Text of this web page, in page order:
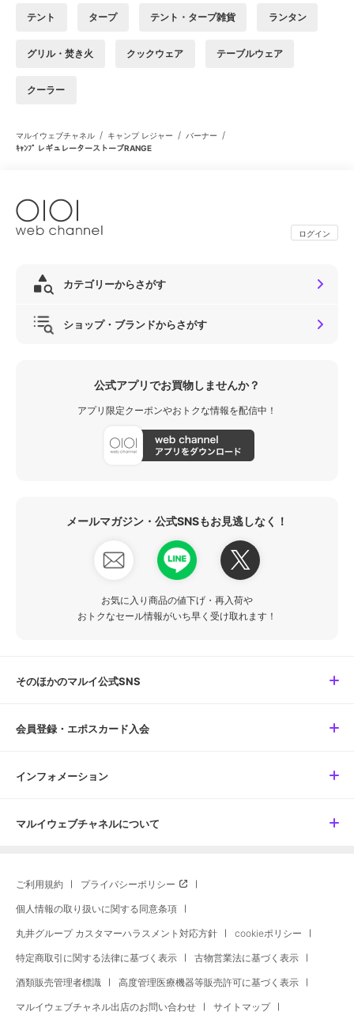
テント タープ テント・タープ雑貨 ランタン
グリル・焚き火 クックウェア テーブルウェア
クーラー
マルイウェブチャネル / キャンプ レジャー / バーナー /
ｷｬﾝﾌﾟ レギュレーターストーブRANGE
ログイン
カテゴリーからさがす
ショップ・ブランドからさがす
公式アプリでお買物しませんか？
アプリ限定クーポンやおトクな情報を配信中！
メールマガジン・公式SNSもお見逃しなく！
お気に入り商品の値下げ・再入荷や
おトクなセール情報がいち早く受け取れます！
そのほかのマルイ公式SNS
会員登録・エポスカード入会
インフォメーション
マルイウェブチャネルについて
ご利用規約 プライバシーポリシー
個人情報の取り扱いに関する同意条項
丸井グループ カスタマーハラスメント対応方針 cookieポリシー
特定商取引に関する法律に基づく表示 古物営業法に基づく表示
酒類販売管理者標識 高度管理医療機器等販売許可に基づく表示
マルイウェブチャネル出店のお問い合わせ サイトマップ